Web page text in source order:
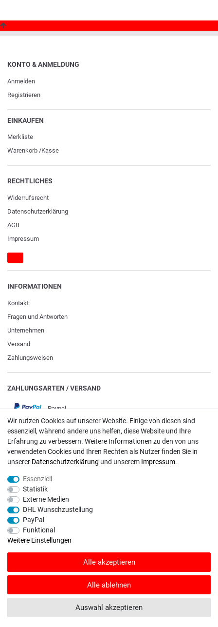
KONTO & ANMELDUNG
Anmelden
Registrieren
EINKAUFEN
Merkliste
Warenkorb /Kasse
RECHTLICHES
Widerrufs­recht
Daten­schutz­erklärung
AGB
Impressum
INFORMATIONEN
Kontakt
Fragen und Antworten
Unternehmen
Versand
Zahlungsweisen
ZAHLUNGSARTEN / VERSAND
Paypal
VISA / Mastercard
Vorkasse
DHL
Deutsche Post
Bei Fragen wenden Sie sich direkt an unser Service-Team.
Montag - Freitag, 09:00 - 18:00
info@rasentraktoren-motoren.de
MA-Versand GmbH, 53925 Kall, In der Laach 1-3
Unser Unternehmen sammelt über den unabhängigen Dienstleister
SHOPVOTE Bewertungen. SHOPVOTE setzt automatische und manuelle
von Kundenbewertungen auf SHOPVOTE finden Sie hier
Wir nutzen Cookies auf unserer Website. Einige von diesen sind
essenziell, während andere uns helfen, diese Website und Ihre
Erfahrung zu verbessern. Weitere Informationen zu den von uns
verwendeten Cookies und Ihren Rechten als Nutzer finden Sie in
unserer Daten­schutz­erklärung und unserem Impressum.
Essenziell
Statistik
Externe Medien
DHL Wunschzustellung
PayPal
Funktional
Weitere Einstellungen
Alle akzeptieren
Alle ablehnen
Auswahl akzeptieren